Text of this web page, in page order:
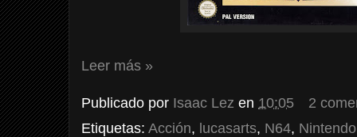
Leer más »
Publicado por Isaac Lez en 10:05
2
Etiquetas: Acción, lucasarts, N64, Nintendo